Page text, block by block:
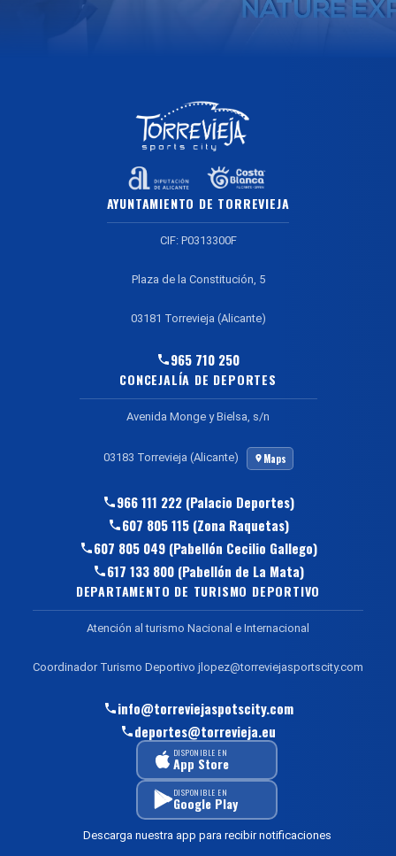
AYUNTAMIENTO DE TORREVIEJA
CIF: P0313300F
Plaza de la Constitución, 5
03181 Torrevieja (Alicante)
965 710 250
CONCEJALÍA DE DEPORTES
Avenida Monge y Bielsa, s/n
03183 Torrevieja (Alicante) Maps
966 111 222 (Palacio Deportes)
607 805 115 (Zona Raquetas)
607 805 049 (Pabellón Cecilio Gallego)
617 133 800 (Pabellón de La Mata)
DEPARTAMENTO DE TURISMO DEPORTIVO
Atención al turismo Nacional e Internacional
Coordinador Turismo Deportivo jlopez@torreviejasportscity.com
info@torreviejaspotscity.com
deportes@torrevieja.eu
DISPONIBLE EN
App Store
DISPONIBLE EN
Google Play
Descarga nuestra app para recibir notificaciones